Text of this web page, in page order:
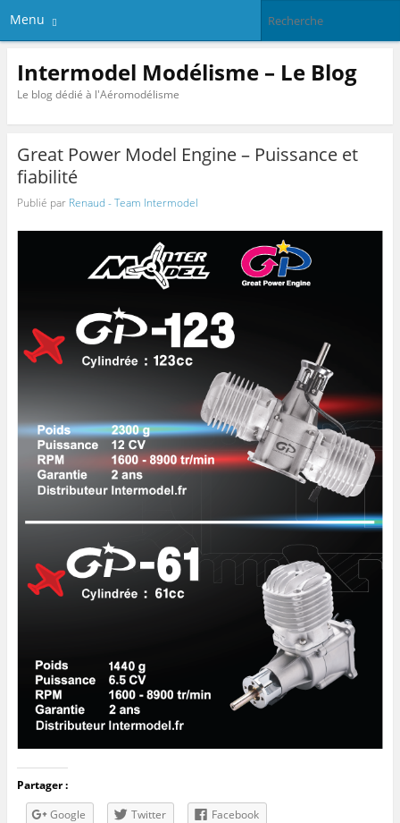
Menu
Intermodel Modélisme – Le Blog
Le blog dédié à l'Aéromodélisme
Great Power Model Engine – Puissance et
fiabilité
Publié par Renaud - Team Intermodel
Partager :
Google
Twitter Facebook